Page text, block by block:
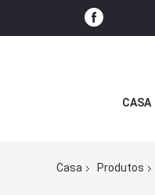
CASA
Casa Produtos